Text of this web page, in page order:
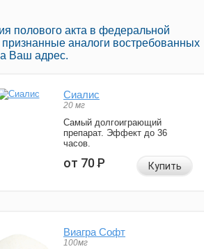
полового акта в федеральной
аналоги востребованных
Ваш адрес.
Сиалис
20 мг
Самый долгоиграющий
препарат. Эффект до 36
часов.
от 70Р Купить
Виагра Софт
100мг